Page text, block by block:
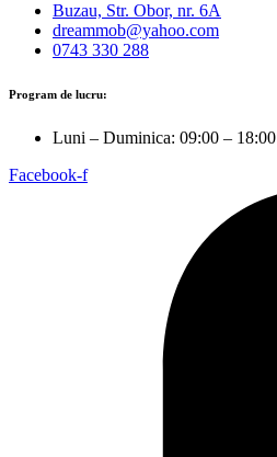
Buzau, Str. Obor, nr. 6A
dreammob@yahoo.com
0743 330 288
Program de lucru:
Luni – Duminica: 09:00 – 18:00
Facebook-f